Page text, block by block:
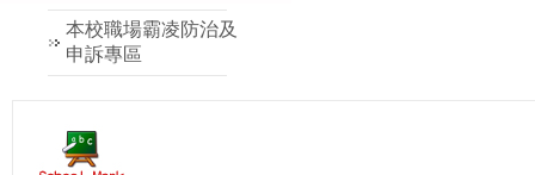
本校職場霸凌防治及
申訴專區